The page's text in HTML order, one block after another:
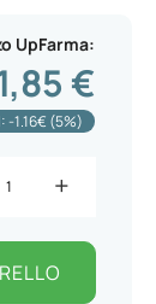
UpFarma
€
-1.16€ (5%)
+